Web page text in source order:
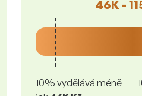
46K -
10% vydělává méně